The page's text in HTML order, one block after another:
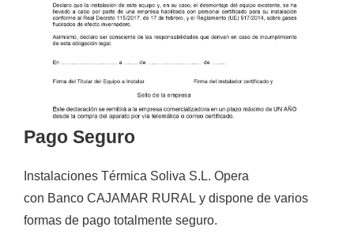
Pago Seguro
Instalaciones Térmica Soliva S.L. Opera
con Banco CAJAMAR RURAL y dispone de varios
formas de pago totalmente seguro.